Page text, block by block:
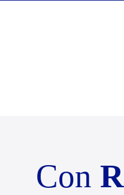
Con